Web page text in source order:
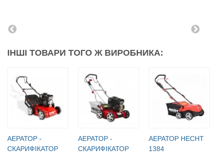
ІНШІ ТОВАРИ ТОГО Ж ВИРОБНИКА:
АЕРАТОР -
СКАРИФІКАТОР
АЕРАТОР -
СКАРИФІКАТОР
АЕРАТОР HECHT
1384